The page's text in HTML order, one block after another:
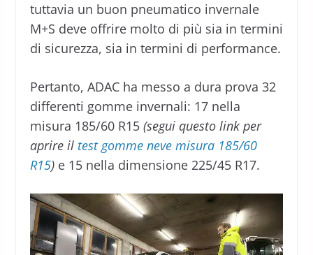
tuttavia un buon pneumatico invernale
M+S deve offrire molto di più sia in termini
di sicurezza, sia in termini di performance.
Pertanto, ADAC ha messo a dura prova 32
differenti gomme invernali: 17 nella
misura 185/60 R15 (segui questo link per
aprire il test gomme neve misura 185/60
R15)e 15 nella dimensione 225/45 R17.